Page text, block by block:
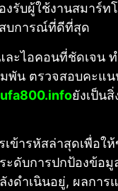
งรับผู้ใช้งานสมาร์
สบการณ์ที่ดีที่สุด
ะไอคอนที่ชัดเจน
มพัน ตรวจสอบคะ
ยังเป็น
ข้ารหัสล่าสุดเพื่อ
ะดับการปกป้องข้อมู
ดำเนินอยู่, ผลกา